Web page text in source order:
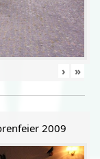
› »
2009